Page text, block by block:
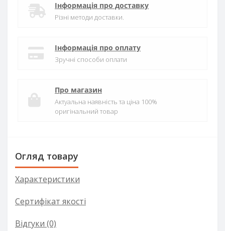
Інформація про доставку
Різні методи доставки.
Інформація про оплату
Зручні способи оплати
Про магазин
Актуальна наявність та ціна 100%
оригінальний товар
Огляд товару
Характеристики
Сертифікат якості
Відгуки (0)